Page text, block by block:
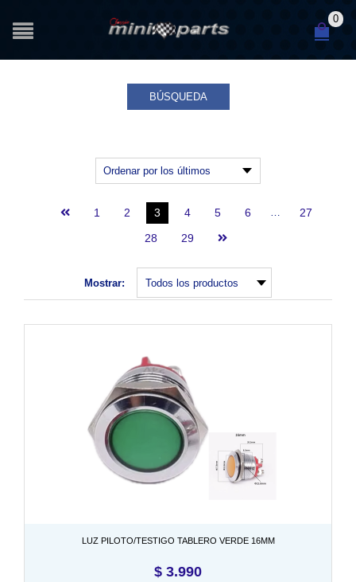
0
1 2 3 4 5 6
27
28
29
Mostrar:
LUZ PILOTO/TESTIGO TABLERO VERDE 16MM
$ 3.990
BÚSQUEDA